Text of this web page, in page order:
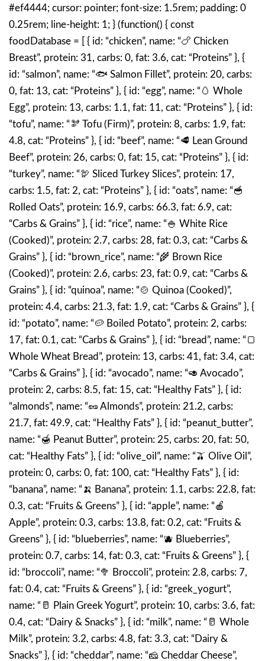
#ef4444; cursor: pointer; font-size: 1.5rem; padding: 0
0.25rem; line-height: 1; } (function() { const
foodDatabase = [ { id: “chicken”, name: “🍗 Chicken
Breast”, protein: 31, carbs: 0, fat: 3.6, cat: “Proteins” }, {
id: “salmon”, name: “🐟 Salmon Fillet”, protein: 20, carbs:
0, fat: 13, cat: “Proteins” }, { id: “egg”, name: “🥚 Whole
Egg”, protein: 13, carbs: 1.1, fat: 11, cat: “Proteins” }, { id:
“tofu”, name: “🫘 Tofu (Firm)”, protein: 8, carbs: 1.9, fat:
4.8, cat: “Proteins” }, { id: “beef”, name: “🥩 Lean Ground
Beef”, protein: 26, carbs: 0, fat: 15, cat: “Proteins” }, { id:
“turkey”, name: “🦃 Sliced Turkey Slices”, protein: 17,
carbs: 1.5, fat: 2, cat: “Proteins” }, { id: “oats”, name: “🥣
Rolled Oats”, protein: 16.9, carbs: 66.3, fat: 6.9, cat:
“Carbs & Grains” }, { id: “rice”, name: “🍚 White Rice
(Cooked)”, protein: 2.7, carbs: 28, fat: 0.3, cat: “Carbs &
Grains” }, { id: “brown_rice”, name: “🌾 Brown Rice
(Cooked)”, protein: 2.6, carbs: 23, fat: 0.9, cat: “Carbs &
Grains” }, { id: “quinoa”, name: “🍲 Quinoa (Cooked)”,
protein: 4.4, carbs: 21.3, fat: 1.9, cat: “Carbs & Grains” }, {
id: “potato”, name: “🥔 Boiled Potato”, protein: 2, carbs:
17, fat: 0.1, cat: “Carbs & Grains” }, { id: “bread”, name: “🍞
Whole Wheat Bread”, protein: 13, carbs: 41, fat: 3.4, cat:
“Carbs & Grains” }, { id: “avocado”, name: “🥑 Avocado”,
protein: 2, carbs: 8.5, fat: 15, cat: “Healthy Fats” }, { id:
“almonds”, name: “🥜 Almonds”, protein: 21.2, carbs:
21.7, fat: 49.9, cat: “Healthy Fats” }, { id: “peanut_butter”,
name: “🍯 Peanut Butter”, protein: 25, carbs: 20, fat: 50,
cat: “Healthy Fats” }, { id: “olive_oil”, name: “🫒 Olive Oil”,
protein: 0, carbs: 0, fat: 100, cat: “Healthy Fats” }, { id:
“banana”, name: “🍌 Banana”, protein: 1.1, carbs: 22.8, fat:
0.3, cat: “Fruits & Greens” }, { id: “apple”, name: “🍎
Apple”, protein: 0.3, carbs: 13.8, fat: 0.2, cat: “Fruits &
Greens” }, { id: “blueberries”, name: “🫐 Blueberries”,
protein: 0.7, carbs: 14, fat: 0.3, cat: “Fruits & Greens” }, {
id: “broccoli”, name: “🥦 Broccoli”, protein: 2.8, carbs: 7,
fat: 0.4, cat: “Fruits & Greens” }, { id: “greek_yogurt”,
name: “🥛 Plain Greek Yogurt”, protein: 10, carbs: 3.6, fat:
0.4, cat: “Dairy & Snacks” }, { id: “milk”, name: “🥛 Whole
Milk”, protein: 3.2, carbs: 4.8, fat: 3.3, cat: “Dairy &
Snacks” }, { id: “cheddar”, name: “🧀 Cheddar Cheese”,